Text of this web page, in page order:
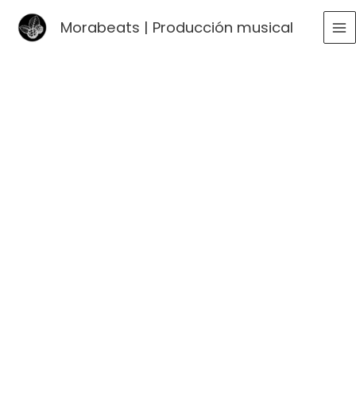
Morabeats | Producción musical